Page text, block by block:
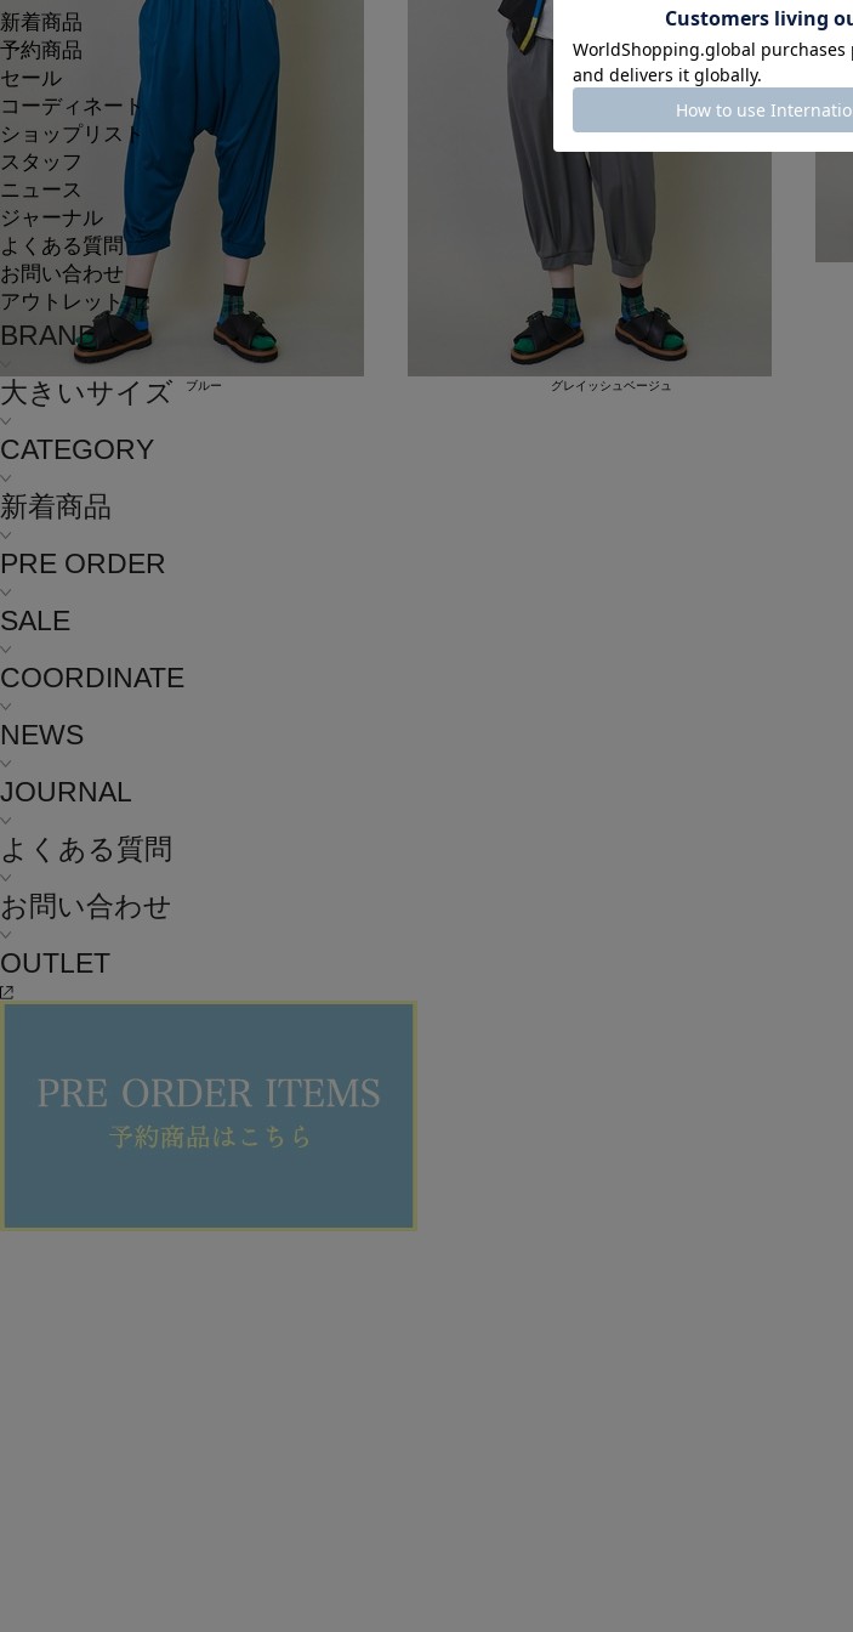
新着商品
予約商品
セール
コーディネート
ショップリスト
スタッフ
ニュース
ジャーナル
よくある質問
お問い合わせ
アウトレット
BRAND
大きいサイズ
CATEGORY
新着商品
PRE ORDER
SALE
COORDINATE
NEWS
JOURNAL
よくある質問
お問い合わせ
OUTLET
ブルー グレイッシュベージュ